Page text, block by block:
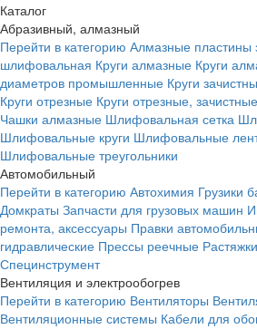
Каталог
Абразивный, алмазный
Перейти в категорию Алмазные пластины
шлифовальная Круги алмазные Круги
диаметров промышленные Круги
Круги отрезные Круги отрезные, зачистные
Чашки алмазные Шлифовальная сетка
Шлифовальные круги Шлифовальные
Шлифовальные треугольники
Автомобильный
Перейти в категорию Автохимия Грузики
Домкраты Запчасти для грузовых машин
ремонта, аксессуары Правки
гидравлические Прессы реечные
Специнструмент
Вентиляция и электрообогрев
Перейти в категорию Вентиляторы
Вентиляционные системы Кабели для